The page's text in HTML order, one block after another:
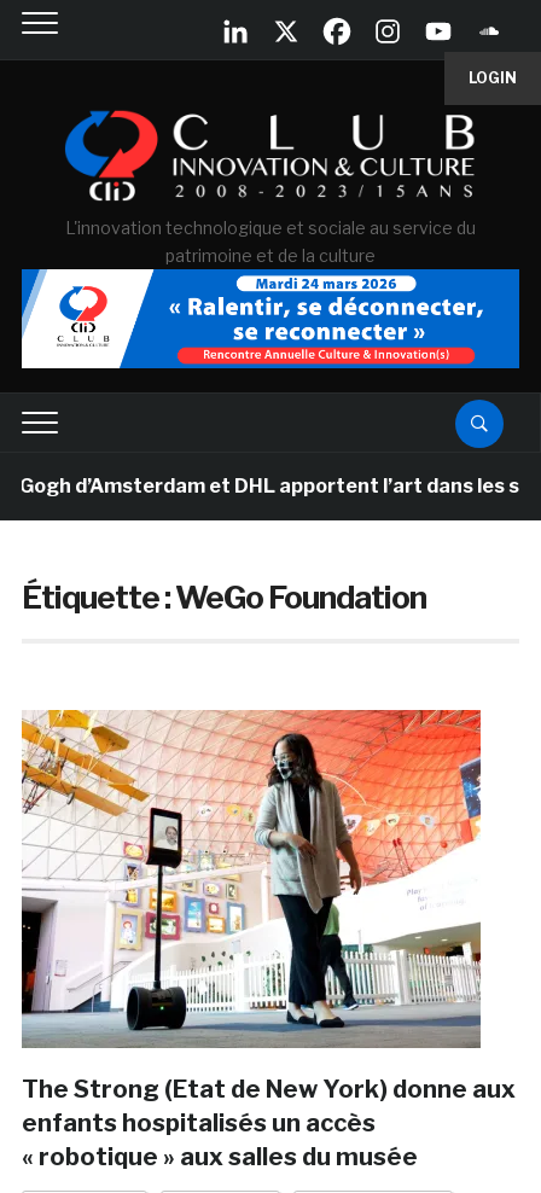
LOGIN
L'innovation technologique et sociale au service du
patrimoine et de la culture
d’Amsterdam et DHL apportent l’art dans les salles
Étiquette :WeGo Foundation
The Strong (Etat de New York) donne aux
enfants hospitalisés un accès
« robotique » aux salles du musée